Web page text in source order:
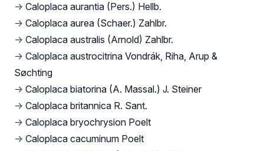
→ Caloplaca aurantia (Pers.) Hellb.
→ Caloplaca aurea (Schaer.) Zahlbr.
→ Caloplaca australis (Arnold) Zahlbr.
→ Caloplaca austrocitrina Vondrák, Riha, Arup &
Søchting
→ Caloplaca biatorina (A. Massal.) J. Steiner
→ Caloplaca britannica R. Sant.
→ Caloplaca bryochrysion Poelt
→ Caloplaca cacuminum Poelt